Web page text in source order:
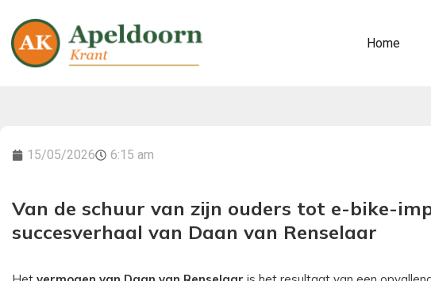
Home
15/05/2026 6:15 am
Van de schuur van zijn ouders tot e-bike-
succesverhaal van Daan van Renselaar